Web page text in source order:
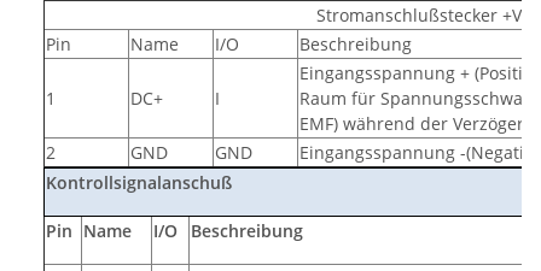
Stromanschlußstecker
Pin
Name I/O Beschreibung
1 DC+ I
Eingangsspannung +
Raum für
EMF) während der
2
GND GND
Eingangsspannung -
Kontrollsignalanschuß
Pin Name I/O Beschreibung